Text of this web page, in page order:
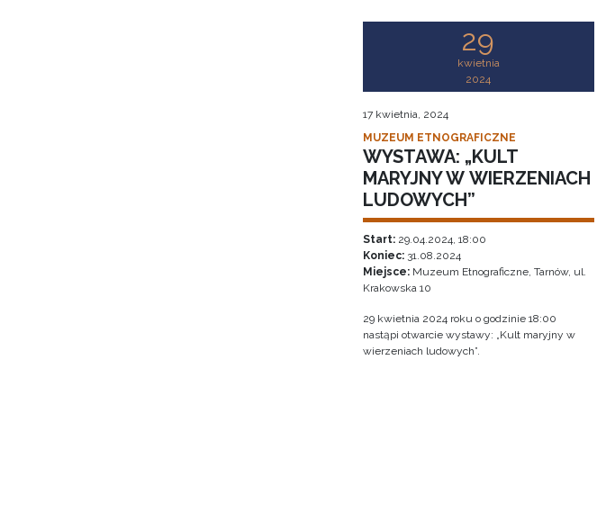
29
kwietnia
2024
17 kwietnia, 2024
MUZEUM ETNOGRAFICZNE
WYSTAWA: „KULT
MARYJNY W WIERZENIACH
LUDOWYCH”
Start: 29.04.2024, 18:00
Koniec: 31.08.2024
Miejsce: Muzeum Etnograficzne, Tarnów, ul.
Krakowska 10
29 kwietnia 2024 roku o godzinie 18:00
nastąpi otwarcie wystawy: „Kult maryjny w
wierzeniach ludowych”.